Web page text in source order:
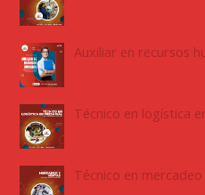
Auxiliar en recursos
Técnico en logística
Técnico en